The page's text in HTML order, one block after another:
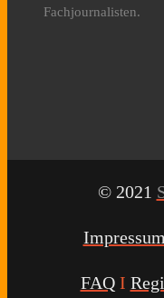
Fachjournalisten.
© 2021
Impressum
FAQ I